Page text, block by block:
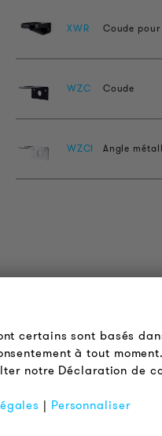
XWR Coude
WZC Coude
WZCI Angle
Contact
Offres d'emploi
certains sont basés
à tout
notre Déclaration de
| Personnaliser